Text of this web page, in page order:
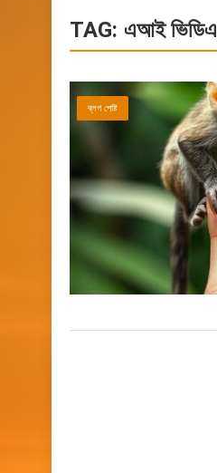
TAG: এআই ভিডিএ
ব্লগ পোষ্ট